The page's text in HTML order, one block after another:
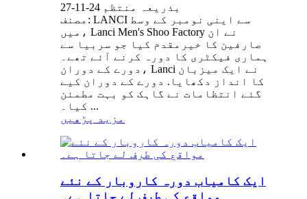
بذریعہ منتظم 24-11-27
مصنف: LANCI سے اینی نومبر کے وسط
میں، Lanci Men's Shoo Factory نے ان
صارفین کا خیرمقدم کیا جو سربیا سے
ہماری فیکٹری کا دورہ کرنے آئے تھے۔
دورے کے دوران، Lanci نے ایک میزبان
کا انداز دکھایا. دورے کے دوران کیے
گئے انتظامات نے گاہک کو بہت مطمئن
کیا۔ ...
مزید پڑھیں
ایک کامیاب دورہ کاروبار کے نئے
مواقع کی طرف لے جاتا ہے۔